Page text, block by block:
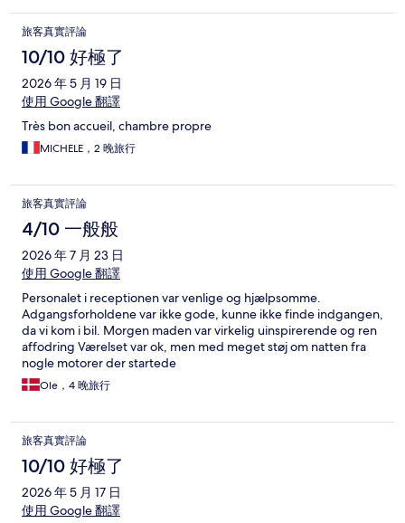
旅客真實評論
10/10 好極了
2026 年 5 月 19 日
使用 Google 翻譯
Très bon accueil, chambre propre
MICHELE，2 晚旅行
旅客真實評論
4/10 一般般
2026 年 7 月 23 日
使用 Google 翻譯
Personalet i receptionen var venlige og hjælpsomme.
Adgangsforholdene var ikke gode, kunne ikke finde indgangen,
da vi kom i bil. Morgen maden var virkelig uinspirerende og ren
affodring Værelset var ok, men med meget støj om natten fra
nogle motorer der startede
Ole，4 晚旅行
旅客真實評論
10/10 好極了
2026 年 5 月 17 日
使用 Google 翻譯